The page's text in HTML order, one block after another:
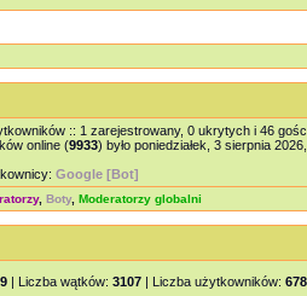
:: 1 zarejestrowany, 0 ukrytych i 46
online (9933) było poniedziałek, 3 sierpnia
Google [Bot]
, Boty, Moderatorzy globalni
| Liczba wątków: 3107 | Liczba użytkowników: 678